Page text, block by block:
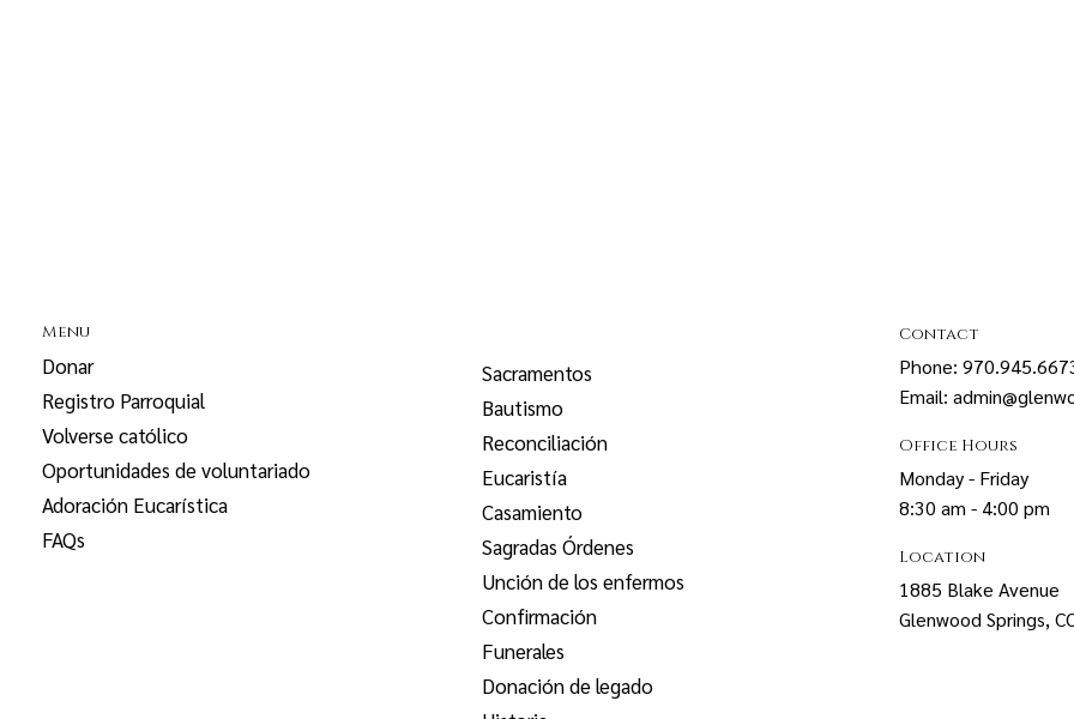
Menu
Donar
Registro Parroquial
Volverse católico
Oportunidades de voluntariado
Adoración Eucarística
FAQs
Sacramentos
Bautismo
Reconciliación
Eucaristía
Casamiento
Sagradas Órdenes
Unción de los enfermos
Confirmación
Funerales
Donación de legado
Contact
Phone:
Email:
Office Hours
Monday - Friday
8:30 am - 4:00 pm
Location
1885 Blake Avenue
Glenwood Springs,